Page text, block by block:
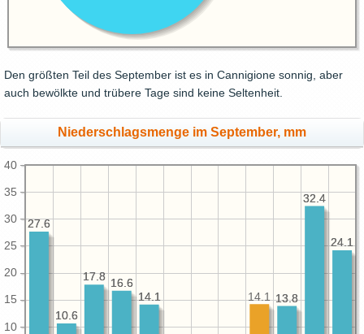
Den größten Teil des September ist es in Cannigione sonnig, aber
auch bewölkte und trübere Tage sind keine Seltenheit.
Niederschlagsmenge im September, mm
10
15
20
25
30
35
40
24.1
32.4
13.8
14.1
16.6
17.8
10.6
27.6
24.1
32.4
13.8
14.1
14.1
16.6
17.8
10.6
27.6